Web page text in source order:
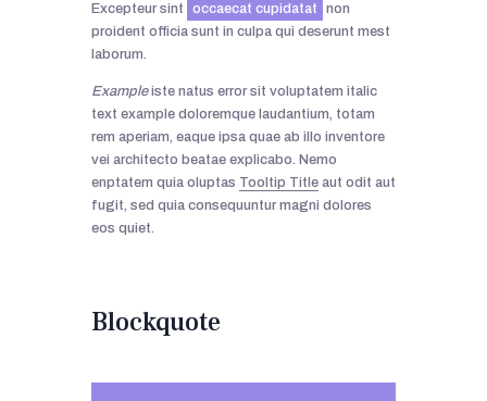
Excepteur sint
occaecat cupidatat
non
proident officia sunt in culpa qui deserunt mest
laborum.
Exampleiste natus error sit voluptatem italic
text example doloremque laudantium, totam
rem aperiam, eaque ipsa quae ab illo inventore
vei architecto beatae explicabo. Nemo
enptatem quia oluptas Tooltip Title aut odit aut
fugit, sed quia consequuntur magni dolores
eos quiet.
Blockquote